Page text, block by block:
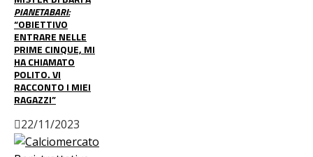
PIANETABARI:
“OBIETTIVO
ENTRARE NELLE
PRIME CINQUE, MI
HA CHIAMATO
POLITO. VI
RACCONTO I MIEI
RAGAZZI”
22/11/2023